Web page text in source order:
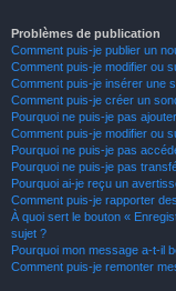
Problèmes de publication
Comment puis-je publier un
Comment puis-je modifier ou
Comment puis-je insérer une
Comment puis-je créer un
Pourquoi ne puis-je pas
Comment puis-je modifier ou
Pourquoi ne puis-je pas
Pourquoi ne puis-je pas
Pourquoi ai-je reçu un
Comment puis-je rapporter
À quoi sert le bouton «
sujet ?
Pourquoi mon message a-t-il
Comment puis-je remonter